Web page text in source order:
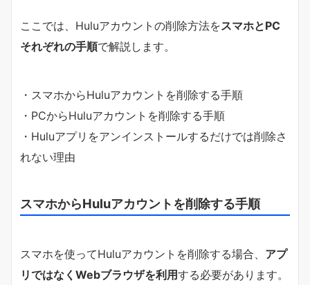
ここでは、Huluアカウントの削除方法をスマホとPC
それぞれの手順で解説します。
・スマホからHuluアカウントを削除する手順
・PCからHuluアカウントを削除する手順
・Huluアプリをアンインストールするだけでは削除さ
れない理由
スマホからHuluアカウントを削除する手順
スマホを使ってHuluアカウントを削除する場合、 アプ
リではなくWebブラウザを利用する必要があります。